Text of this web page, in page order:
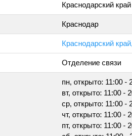
Краснодарский край
Краснодар
Краснодарский
Отделение связи
пн, открыто: 11:00 -
вт, открыто: 11:00 -
ср, открыто: 11:00 -
чт, открыто: 11:00 -
пт, открыто: 11:00 -